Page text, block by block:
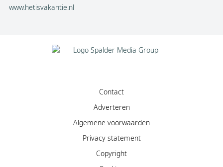
www.hetisvakantie.nl
Contact
Adverteren
Algemene voorwaarden
Privacy statement
Copyright